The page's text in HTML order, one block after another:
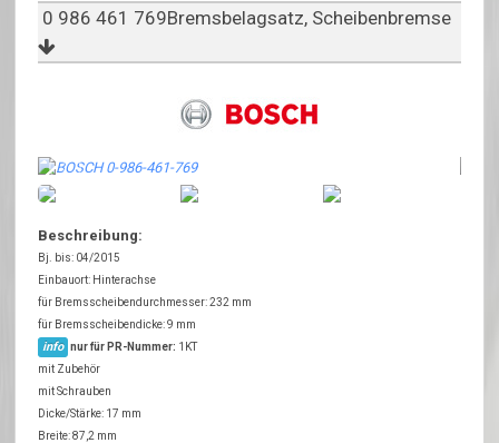
0 986 461 769Bremsbelagsatz, Scheibenbremse
Beschreibung:
Bj. bis: 04/2015
Einbauort: Hinterachse
für Bremsscheibendurchmesser: 232 mm
für Bremsscheibendicke: 9 mm
info nur für PR-Nummer: 1KT
mit Zubehör
mit Schrauben
Dicke/Stärke: 17 mm
Breite: 87,2 mm